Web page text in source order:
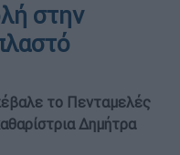
στην
το Πενταμελές
Δημήτρα